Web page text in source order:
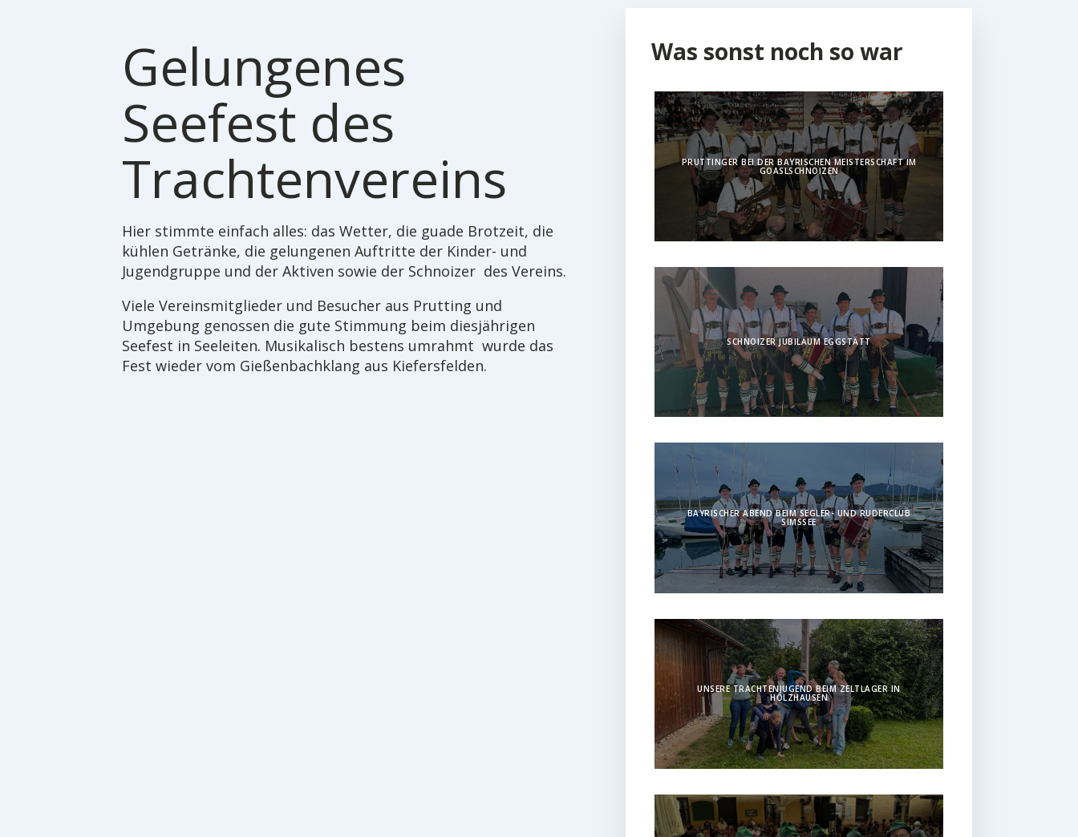
Gelungenes
Seefest des
Trachtenvereins
Hier stimmte einfach alles: das Wetter, die guade Brotzeit, die
kühlen Getränke, die gelungenen Auftritte der Kinder- und
Jugendgruppe und der Aktiven sowie der Schnoizer des Vereins.
Viele Vereinsmitglieder und Besucher aus Prutting und
Umgebung genossen die gute Stimmung beim diesjährigen
Seefest in Seeleiten. Musikalisch bestens umrahmt wurde das
Fest wieder vom Gießenbachklang aus Kiefersfelden.
Was sonst noch so war
PRUTTINGER BEI DER BAYRISCHEN MEISTERSCHAFT IM
GOASLSCHNOIZEN
SCHNOIZER JUBILÄUM EGGSTÄTT
BAYRISCHER ABEND BEIM SEGLER- UND RUDERCLUB
SIMSSEE
UNSERE TRACHTENJUGEND BEIM ZELTLAGER IN
HOLZHAUSEN